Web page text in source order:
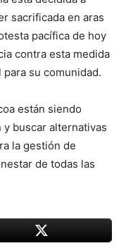
sacrificada en aras
pacífica de hoy
contra esta medida
su comunidad.
están siendo
buscar alternativas
la gestión de
de todas las